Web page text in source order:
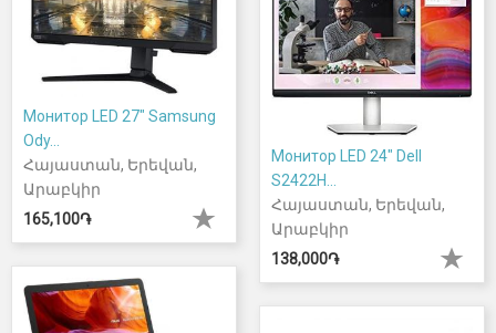
Монитор LED 27" Samsung
Ody...
Հայաստան, Երեվան,
Արաբկիր
165,100֏
Монитор LED 24" Dell
S2422H...
Հայաստան, Երեվան,
Արաբկիր
138,000֏